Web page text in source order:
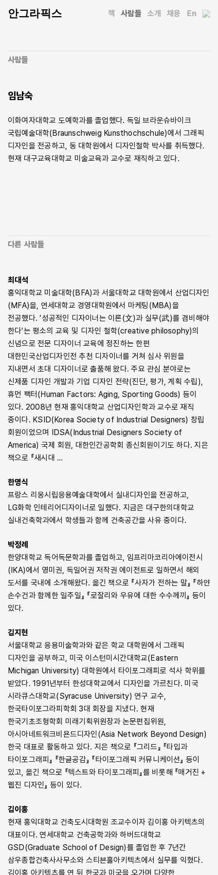
안그라픽스 책 사람들 소개 채용 En
사람들
임남숙
이화여자대학교 도예학과를 졸업했다. 독일 브라운슈바이크
국립예술대학(Braunschweig Kunsthochschule)에서 그래픽
디자인을 전공하고, 동 대학원에서 디자인철학 박사를 취득했다.
현재 대구교육대학교 미술교육과 교수로 재직하고 있다.
다른 사람들
최대석
홍익대학교 미술대학(BFA)과 서울대학교 대학원에서 산업디자인
(MFA)을, 연세대학교 경영대학원에서 마케팅(MBA)을
전공했다. ‘성공적인 디자이너는 이론(文)과 실무(武)를 겸비해야
한다’는 평소의 교육 및 디자인 철학(creative philosophy)의
신념으로 전문 디자이너 교육에 정진하는 한편
대한민국산업디자인전 추천 디자이너를 거쳐 심사 위원을
지내면서 초대 디자이너로 출품해 왔다. 주요 관심 분야로는
신제품 디자인 개발과 기업 디자인 전략(진단, 평가, 계획 수립),
휴먼 팩터(Human Factors: Aging, Sporting Goods) 등이
있다. 2008년 현재 홍익대학교 산업디자인학과 교수로 재직
중이다. KSID(Korea Society of Industrial Designers) 창립
회원이었으며 IDSA(Industrial Designers Society of
America) 국제 회원, 대한인간공학회 종신회원이기도 하다. 지은
책으로 『새시대 …
한명식
프랑스 리옹시립응용예술대학에서 실내디자인을 전공하고,
LG화학 인테리어디자이너로 일했다. 지금은 대구한의대학교
실내건축학과에서 학생들과 함께 건축공간을 사유 중이다.
박정례
한양대학교 독어독문학과를 졸업하고, 임프리마코리아에이전시
(IKA)에서 영미권, 독일어권 저작권 에이전트로 일하면서 해외
도서를 국내에 소개해왔다. 옮긴 책으로 『사자가 전하는 말』 『하얀
손수건과 함께한 일주일』 『로잘리와 우유에 대한 수수께끼』 등이
있다.
김지현
서울대학교 응용미술학과와 같은 학교 대학원에서 그래픽
디자인을 공부하고, 미국 이스턴미시간대학교(Eastern
Michigan University) 대학원에서 타이포그래피로 석사 학위를
받았다. 1991년부터 한성대학교에서 디자인을 가르친다. 미국
시라큐스대학교(Syracuse University) 연구 교수,
한국타이포그라피학회 3대 회장을 지냈다. 현재
한국기초조형학회 미래기획위원장과 논문편집위원,
아시아네트워크비욘드디자인(Asia Network Beyond Design)
한국 대표로 활동하고 있다. 지은 책으로 『그리드』 『타입과
타이포그래피』 『한글공감』 『타이포그래픽 커뮤니케이션』 등이
있고, 옮긴 책으로 『텍스트와 타이포그래피』를 비롯해 『매거진 +
웹진 디자인』 등이 있다.
김이홍
현재 홍익대학교 건축도시대학원 조교수이자 김이홍 아키텍츠의
대표이다. 연세대학교 건축공학과와 하버드대학교
GSD(Graduate School of Design)를 졸업한 후 7년간
삼우종합건축사사무소와 스티븐홀아키텍츠에서 실무를 익혔다.
김이홍 아키텍츠를 연 뒤 한국과 미국을 오가며 다양한